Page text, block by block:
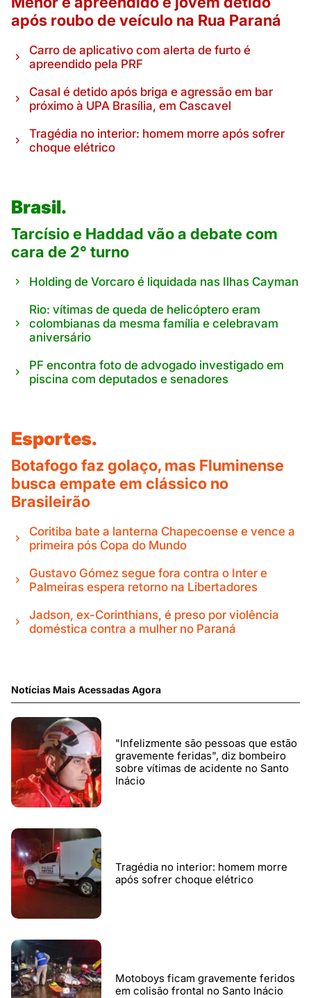
após roubo de veículo na Rua Paraná
Carro de aplicativo com alerta de furto é
apreendido pela PRF
Casal é detido após briga e agressão em bar
próximo à UPA Brasília, em Cascavel
Tragédia no interior: homem morre após sofrer
choque elétrico
Brasil.
Tarcísio e Haddad vão a debate com
cara de 2° turno
Holding de Vorcaro é liquidada nas Ilhas Cayman
Rio: vítimas de queda de helicóptero eram
colombianas da mesma família e celebravam
aniversário
PF encontra foto de advogado investigado em
piscina com deputados e senadores
Esportes.
Botafogo faz golaço, mas Fluminense
busca empate em clássico no
Brasileirão
Coritiba bate a lanterna Chapecoense e vence a
primeira pós Copa do Mundo
Gustavo Gómez segue fora contra o Inter e
Palmeiras espera retorno na Libertadores
Jadson, ex-Corinthians, é preso por violência
doméstica contra a mulher no Paraná
Notícias Mais Acessadas Agora
"Infelizmente são pessoas que estão
gravemente feridas", diz bombeiro
sobre vítimas de acidente no Santo
Inácio
Tragédia no interior: homem morre
após sofrer choque elétrico
Motoboys ficam gravemente feridos
em colisão frontal no Santo Inácio